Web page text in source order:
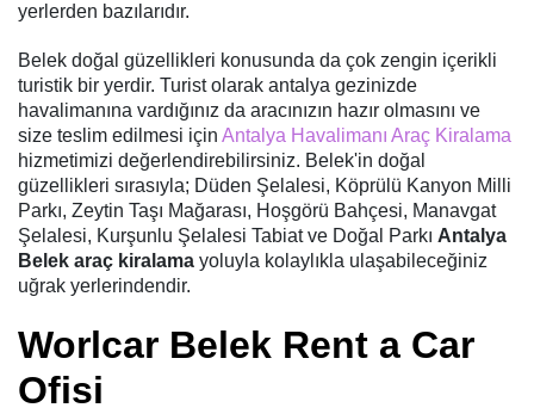
yerlerden bazılarıdır.
Belek doğal güzellikleri konusunda da çok zengin içerikli
turistik bir yerdir. Turist olarak antalya gezinizde
havalimanına vardığınız da aracınızın hazır olmasını ve
size teslim edilmesi için Antalya Havalimanı Araç Kiralama
hizmetimizi değerlendirebilirsiniz. Belek'in doğal
güzellikleri sırasıyla; Düden Şelalesi, Köprülü Kanyon Milli
Parkı, Zeytin Taşı Mağarası, Hoşgörü Bahçesi, Manavgat
Şelalesi, Kurşunlu Şelalesi Tabiat ve Doğal Parkı Antalya
Belek araç kiralama yoluyla kolaylıkla ulaşabileceğiniz
uğrak yerlerindendir.
Worlcar Belek Rent a Car
Ofisi